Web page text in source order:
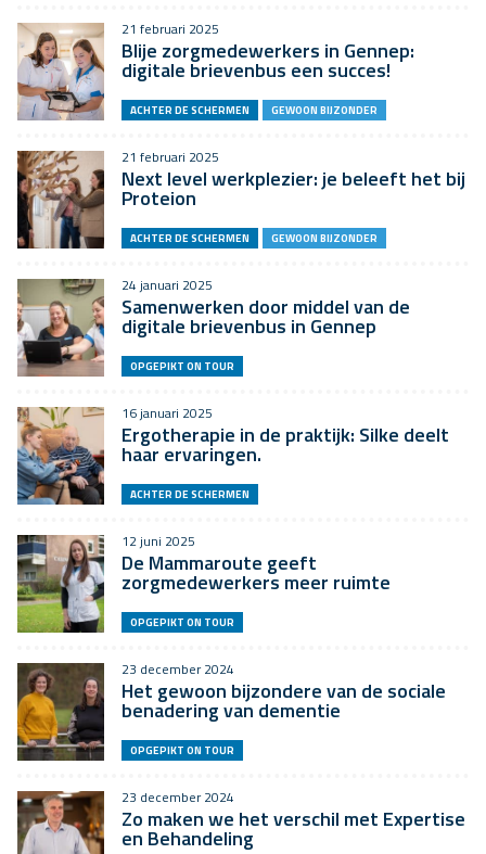
21 februari 2025
Blije zorgmedewerkers in Gennep:
digitale brievenbus een succes!
ACHTER DE SCHERMEN GEWOON BIJZONDER
21 februari 2025
Next level werkplezier: je beleeft het bij
Proteion
ACHTER DE SCHERMEN GEWOON BIJZONDER
24 januari 2025
Samenwerken door middel van de
digitale brievenbus in Gennep
OPGEPIKT ON TOUR
16 januari 2025
Ergotherapie in de praktijk: Silke deelt
haar ervaringen.
ACHTER DE SCHERMEN
12 juni 2025
De Mammaroute geeft
zorgmedewerkers meer ruimte
OPGEPIKT ON TOUR
23 december 2024
Het gewoon bijzondere van de sociale
benadering van dementie
OPGEPIKT ON TOUR
23 december 2024
Zo maken we het verschil met Expertise
en Behandeling